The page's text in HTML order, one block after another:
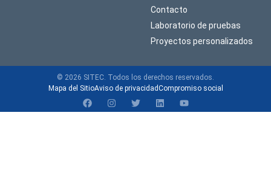
Contacto
Laboratorio de pruebas
Proyectos personalizados
© 2026 SITEC. Todos los derechos reservados.
Mapa del SitioAviso de privacidadCompromiso social